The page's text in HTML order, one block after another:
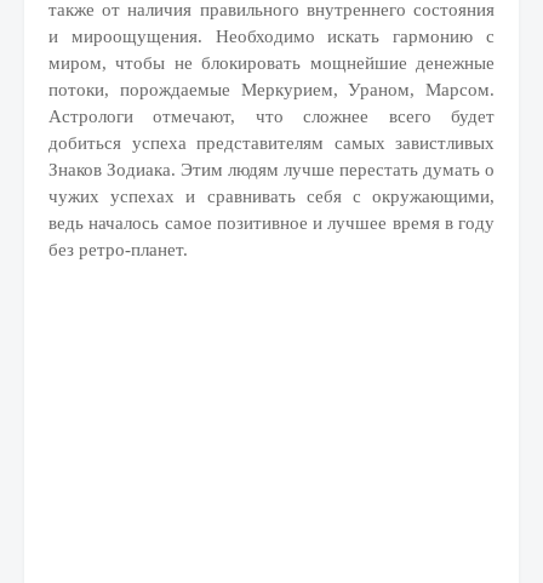
также от наличия правильного внутреннего состояния
и мироощущения. Необходимо искать гармонию с
миром, чтобы не блокировать мощнейшие денежные
потоки, порождаемые Меркурием, Ураном, Марсом.
Астрологи отмечают, что сложнее всего будет
добиться успеха представителям самых завистливых
Знаков Зодиака. Этим людям лучше перестать думать о
чужих успехах и сравнивать себя с окружающими,
ведь началось самое позитивное и лучшее время в году
без ретро-планет.